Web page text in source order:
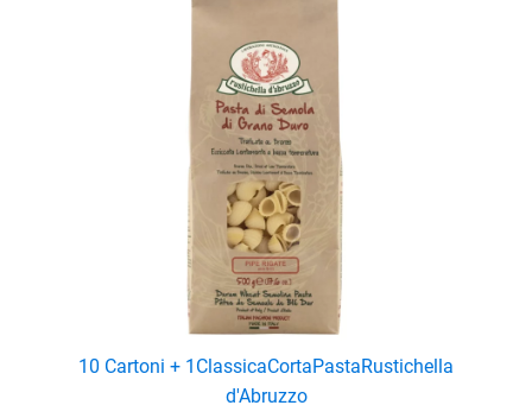
10 Cartoni + 1 ClassicaCortaPastaRustichella
d'Abruzzo